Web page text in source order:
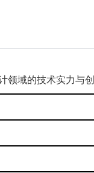
域的技术实力与